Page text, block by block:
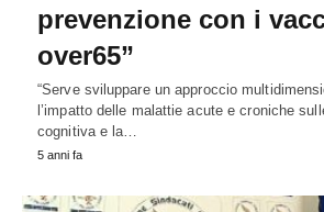
prevenzione con i
over65”
“Serve sviluppare un approccio
l’impatto delle malattie acute e croniche
cognitiva e la…
5 anni fa